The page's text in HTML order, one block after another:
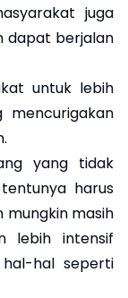
juga
dapat berjalan
untuk lebih
yang tidak
harus
mungkin masih
lebih intensif
hal seperti